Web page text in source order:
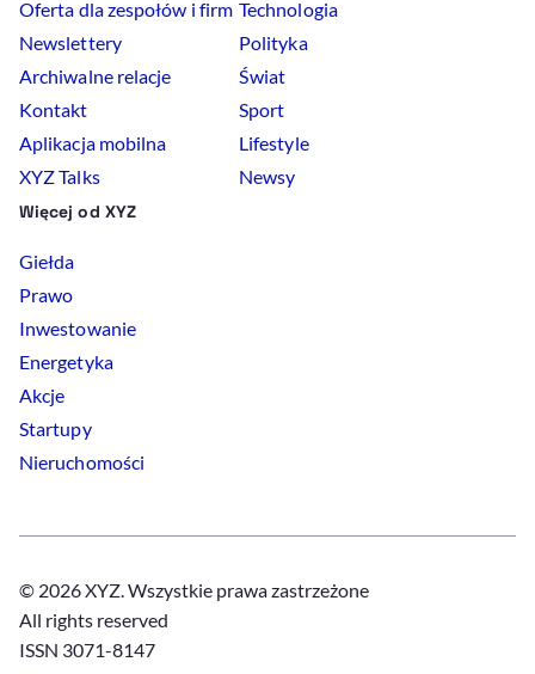
Oferta dla zespołów i firm
Newslettery
Archiwalne relacje
Kontakt
Aplikacja mobilna
XYZ Talks
Technologia
Polityka
Świat
Sport
Lifestyle
Newsy
Więcej od XYZ
Giełda
Prawo
Inwestowanie
Energetyka
Akcje
Startupy
Nieruchomości
© 2026 XYZ. Wszystkie prawa zastrzeżone
All rights reserved
ISSN 3071-8147